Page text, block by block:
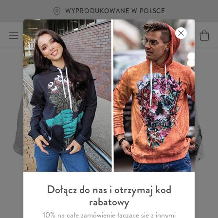
WYPRODUKOWANE W POLSCE
Dołącz do nas i otrzymaj kod
rabatowy
10% na całe zamówienie łączące się z innymi